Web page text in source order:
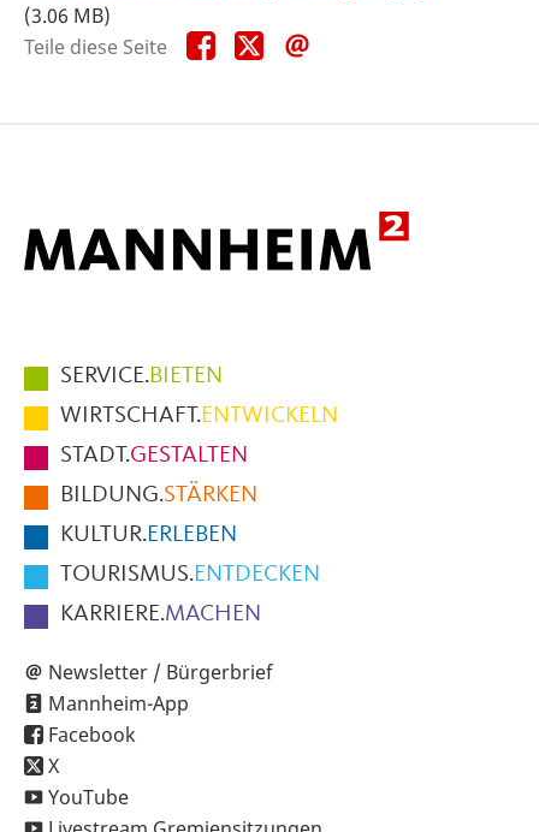
(3.06 MB)
Teile diese Seite
Teile
diese
Teile
diese
Hauptmenüpunkte
im
Fußbereich
der
Seite
SERVICE.BIETEN
WIRTSCHAFT.ENTWICKELN
STADT.GESTALTEN
BILDUNG.STÄRKEN
KULTUR.ERLEBEN
TOURISMUS.ENTDECKEN
KARRIERE.MACHEN
Newsletter / Bürgerbrief
Mannheim-App
Facebook
X
YouTube